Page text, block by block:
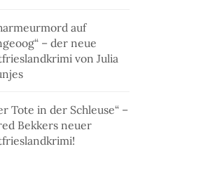
auf
– der neue
von Julia
Tote in der Schleuse“ –
Bekkers neuer